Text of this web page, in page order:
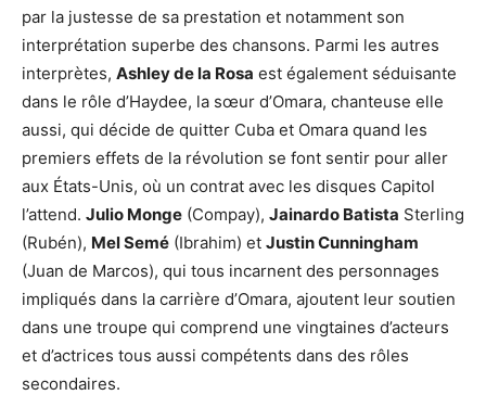
par la justesse de sa prestation et notamment son
interprétation superbe des chansons. Parmi les autres
interprètes, Ashley de la Rosa est également séduisante
dans le rôle d’Haydee, la sœur d’Omara, chanteuse elle
aussi, qui décide de quitter Cuba et Omara quand les
premiers effets de la révolution se font sentir pour aller
aux États-Unis, où un contrat avec les disques Capitol
l’attend. Julio Monge (Compay), Jainardo Batista Sterling
(Rubén), Mel Semé (Ibrahim) et Justin Cunningham
(Juan de Marcos), qui tous incarnent des personnages
impliqués dans la carrière d’Omara, ajoutent leur soutien
dans une troupe qui comprend une vingtaines d’acteurs
et d’actrices tous aussi compétents dans des rôles
secondaires.